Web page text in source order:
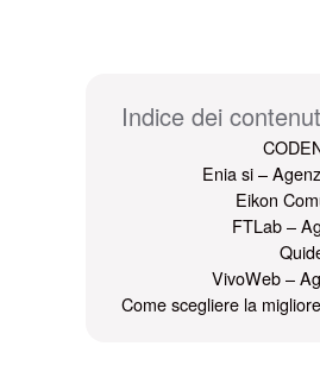
Indice dei
Enia si –
Eikon
FTLab –
VivoWeb –
Come scegliere la